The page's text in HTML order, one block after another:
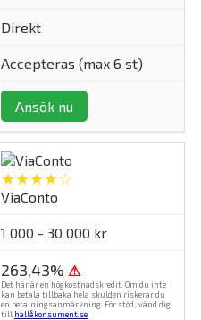
Direkt
Accepteras (max 6 st)
Ansök nu
★★★★☆
ViaConto
1 000 - 30 000 kr
263,43% ⚠
Det här är en högkostnadskredit. Om du inte
kan betala tillbaka hela skulden riskerar du
en betalningsanmärkning. För stöd, vänd dig
till hallåkonsument.se